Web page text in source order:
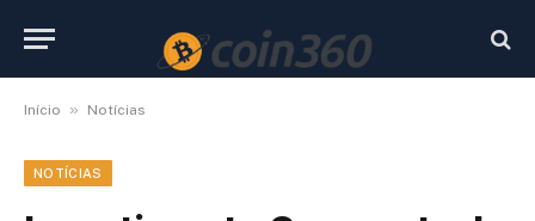
Início » Notícias
NOTÍCIAS